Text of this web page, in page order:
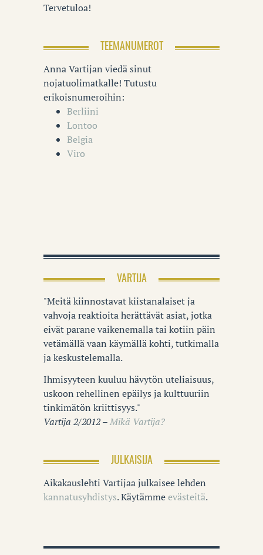
Tervetuloa!
TEEMANUMEROT
Anna Vartijan viedä sinut
nojatuolimatkalle! Tutustu
erikoisnumeroihin:
Berliini
Lontoo
Belgia
Viro
VARTIJA
"Meitä kiinnostavat kiistanalaiset ja
vahvoja reaktioita herättävät asiat, jotka
eivät parane vaikenemalla tai kotiin päin
vetämällä vaan käymällä kohti, tutkimalla
ja keskustelemalla.
Ihmisyyteen kuuluu hävytön uteliaisuus,
uskoon rehellinen epäilys ja kulttuuriin
tinkimätön kriittisyys."
Vartija 2/2012 –Mikä Vartija?
JULKAISIJA
Aikakauslehti Vartijaa julkaisee lehden
kannatusyhdistys. Käytämmeevästeitä.